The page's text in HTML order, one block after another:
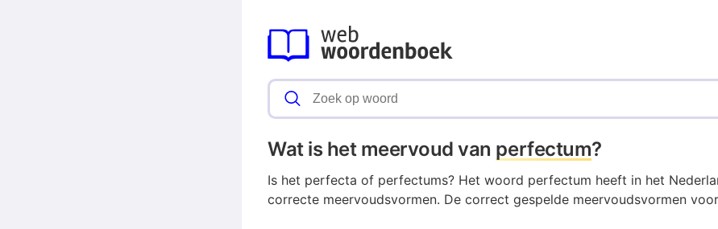
Wat is het meervoud van perfectum?
Is het perfecta of perfectums? Het woord perfectum heeft in het
correcte meervoudsvormen. De correct gespelde meervoudsvormen